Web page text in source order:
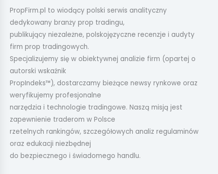
PropFirm.pl to wiodący polski serwis analityczny
dedykowany branży prop tradingu,
publikujący niezależne, polskojęzyczne recenzje i audyty
firm prop tradingowych.
Specjalizujemy się w obiektywnej analizie firm (opartej o
autorski wskaźnik
PropIndeks™), dostarczamy bieżące newsy rynkowe oraz
weryfikujemy profesjonalne
narzędzia i technologie tradingowe. Naszą misją jest
zapewnienie traderom w Polsce
rzetelnych rankingów, szczegółowych analiz regulaminów
oraz edukacji niezbędnej
do bezpiecznego i świadomego handlu.